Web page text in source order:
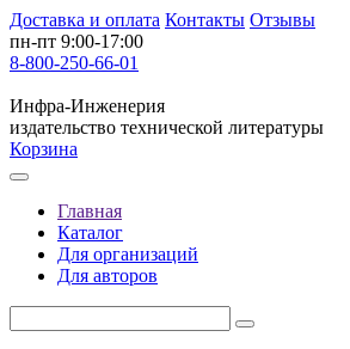
Доставка и оплата Контакты Отзывы
пн-пт 9:00-17:00
8-800-250-66-01
Инфра-Инженерия
издательство технической литературы
Корзина
Главная
Каталог
Для организаций
Для авторов